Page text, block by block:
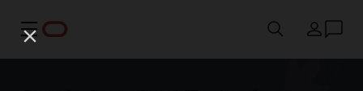
功能表 國家/地區